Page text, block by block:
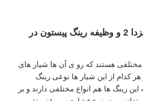
انواع رینگ موتور مزدا 2 و وظیفه رینگ پیستون در
مختلفی هستند که رو ی آن ها شیار های
کدام از این شیار ها نوعی رینگ
رینگ ها هم انواع مختلفی دارند و بر